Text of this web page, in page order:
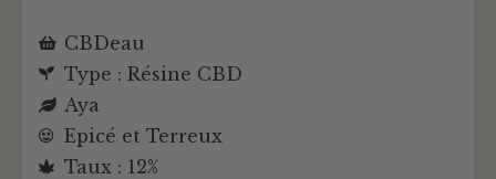
CBDeau
Type : Résine CBD
Aya
Epicé et Terreux
Taux : 12%